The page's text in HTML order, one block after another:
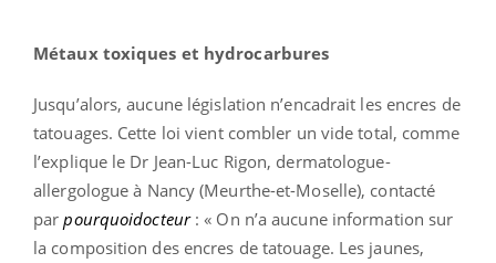
Métaux toxiques et hydrocarbures
Jusqu’alors, aucune législation n’encadrait les encres de
tatouages. Cette loi vient combler un vide total, comme
l’explique le Dr Jean-Luc Rigon, dermatologue-
allergologue à Nancy (Meurthe-et-Moselle), contacté
parpourquoidocteur : « On n’a aucune information sur
la composition des encres de tatouage. Les jaunes,